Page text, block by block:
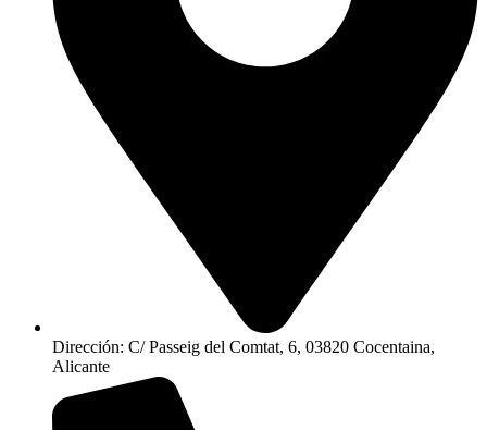
Dirección: C/ Passeig del Comtat, 6, 03820 Cocentaina,
Alicante